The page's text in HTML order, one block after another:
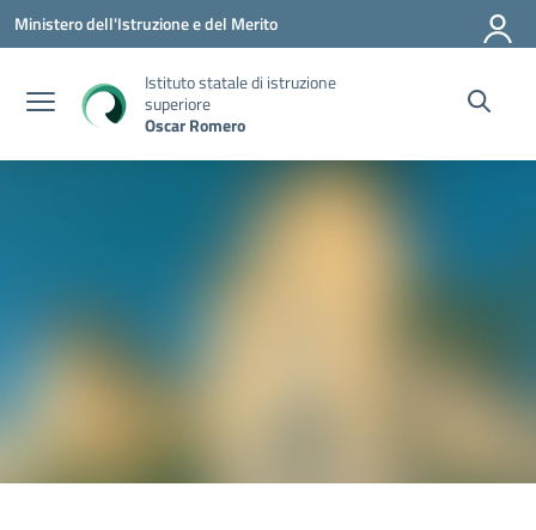
Vai ai contenuti
Vai al menu di navigazione
Vai al footer
Ministero dell'Istruzione e del Merito
Istituto statale di istruzione
superiore
Oscar Romero